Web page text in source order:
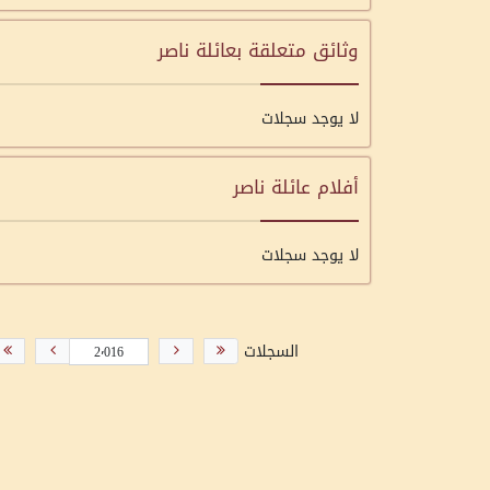
وثائق متعلقة بعائلة ناصر
لا يوجد سجلات
أفلام عائلة ناصر
لا يوجد سجلات
السجلات